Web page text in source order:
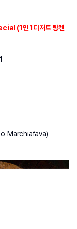
(1인 1디저트 링켄
Marchiafava)